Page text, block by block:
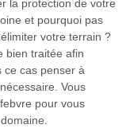
la protection de votre
et pourquoi pas
votre terrain ?
bien traitée afin
ce cas penser à
Vous
pour vous